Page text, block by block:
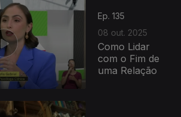
Ep. 135
08 out. 2025
Como Lidar
com o Fim de
uma Relação